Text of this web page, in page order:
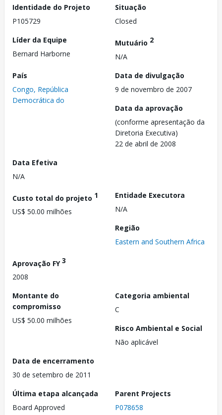
Identidade do Projeto
P105729
Situação
Closed
Líder da Equipe
Bernard Harborne
Mutuário 2
N/A
País
Congo, República
Democrática do
Data de divulgação
9 de novembro de 2007
Data da aprovação
(conforme apresentação da
Diretoria Executiva)
22 de abril de 2008
Data Efetiva
N/A
Custo total do projeto 1
US$ 50.00 milhões
Entidade Executora
N/A
Região
Eastern and Southern Africa
Aprovação FY3
2008
Montante do
compromisso
US$ 50.00 milhões
Categoria ambiental
C
Risco Ambiental e Social
Não aplicável
Data de encerramento
30 de setembro de 2011
Última etapa alcançada
Board Approved
Parent Projects
P078658